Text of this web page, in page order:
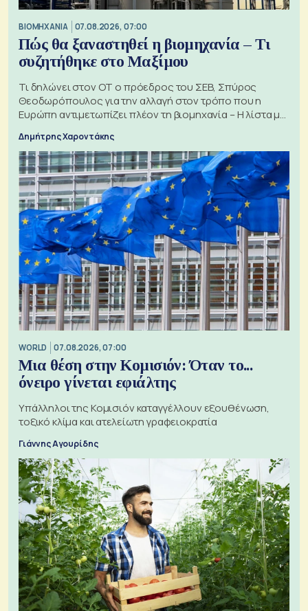
ΒΙΟΜΗΧΑΝΙΑ 07.08.2026, 07:00
Πώς θα ξαναστηθεί η βιομηχανία – Τι
συζητήθηκε στο Μαξίμου
Τι δηλώνει στον ΟΤ ο πρόεδρος του ΣΕΒ, Σπύρος
Θεοδωρόπουλος για την αλλαγή στον τρόπο που η
Ευρώπη αντιμετωπίζει πλέον τη βιομηχανία – Η λίστα με
Δημήτρης Χαροντάκης
WORLD 07.08.2026, 07:00
Μια θέση στην Κομισιόν: Όταν το...
όνειρο γίνεται εφιάλτης
Υπάλληλοι της Κομισιόν καταγγέλλουν εξουθένωση,
τοξικό κλίμα και ατελείωτη γραφειοκρατία
Γιάννης Αγουρίδης